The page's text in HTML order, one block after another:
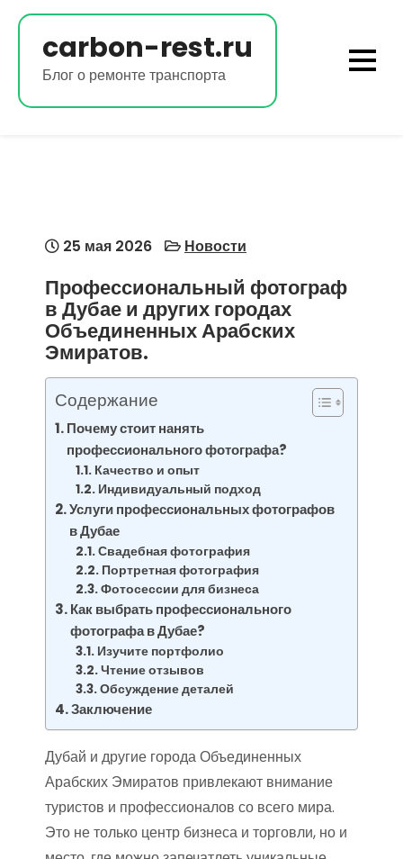
Перейти
содержимому
carbon-rest.ru
Блог о ремонте транспорта
25 мая 2026 Новости
Профессиональный фотограф
в Дубае и других городах
Объединенных Арабских
Эмиратов.
Содержание
Почему стоит нанять
профессионального фотографа?
Качество и опыт
Индивидуальный подход
Услуги профессиональных фотографов
в Дубае
Свадебная фотография
Портретная фотография
Фотосессии для бизнеса
Как выбрать профессионального
фотографа в Дубае?
Изучите портфолио
Чтение отзывов
Обсуждение деталей
Заключение
Дубай и другие города Объединенных
Арабских Эмиратов привлекают внимание
туристов и профессионалов со всего мира.
Это не только центр бизнеса и торговли, но и